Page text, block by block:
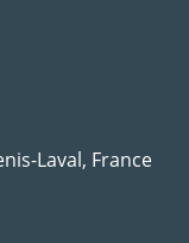
Laval, France